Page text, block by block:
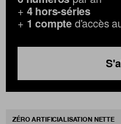
+ 4 hors-séries
+ 1 compted'accès
ZÉRO ARTIFICIALISATION NETTE